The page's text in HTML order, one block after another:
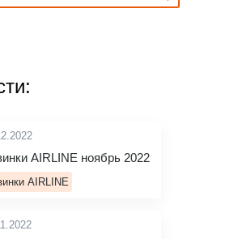
AIRLINE ноябрь 2022
AIRLINE